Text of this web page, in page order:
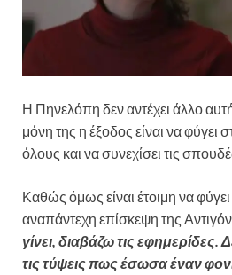
Η Πηνελόπη δεν αντέχει άλλο
μόνη της η έξοδος είναι να φύγει
όλους και να συνεχίσει τις
Καθώς όμως είναι έτοιμη να φύγει
αναπάντεχη επίσκεψη της
γίνει, διαβάζω τις
τις τύψεις πως έσωσα έναν